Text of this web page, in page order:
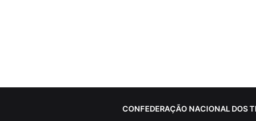
CONFEDERAÇÃO NACIONAL DOS